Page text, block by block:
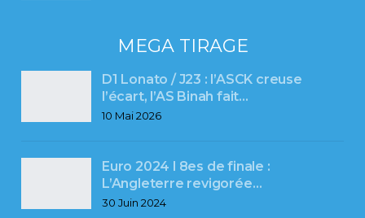
MEGA TIRAGE
D1 Lonato / J23 : l’ASCK creuse
l’écart, l’AS Binah fait…
10 Mai 2026
Euro 2024 l 8es de finale :
L’Angleterre revigorée…
30 Juin 2024